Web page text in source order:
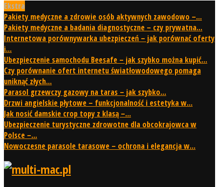
Ekstra
Pakiety medyczne a zdrowie osób aktywnych zawodowo –...
Pakiety medyczne a badania diagnostyczne – czy prywatna...
Internetowa porównywarka ubezpieczeń – jak porównać oferty
i...
Ubezpieczenie samochodu Beesafe – jak szybko można kupić...
Czy porównanie ofert internetu światłowodowego pomaga
uniknąć złych...
Parasol grzewczy gazowy na taras – jak szybko...
Drzwi angielskie płytowe – funkcjonalność i estetyka w...
Jak nosić damskie crop topy z klasą –...
Ubezpieczenie turystyczne zdrowotne dla obcokrajowca w
Polsce –...
Nowoczesne parasole tarasowe – ochrona i elegancja w...